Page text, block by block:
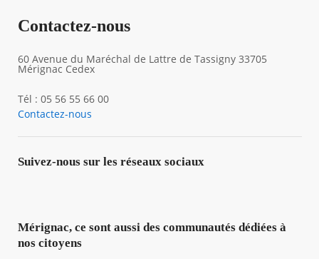
Contactez-nous
60 Avenue du Maréchal de Lattre de Tassigny 33705
Mérignac Cedex
Tél : 05 56 55 66 00
Contactez-nous
Suivez-nous sur les réseaux sociaux
Mérignac, ce sont aussi des communautés dédiées à
nos citoyens